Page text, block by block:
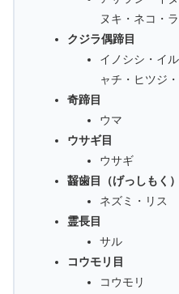
ヌキ・ネコ・
クジラ偶蹄目
イノシシ・イ
ャチ・ヒツジ
奇蹄目
ウマ
ウサギ目
ウサギ
齧歯目（げっしもく）
ネズミ・リス
霊長目
サル
コウモリ目
コウモリ